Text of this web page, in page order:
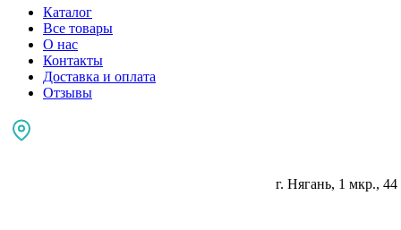
Каталог
Все товары
О нас
Контакты
Доставка и оплата
Отзывы
г. Нягань, 1 мкр., 44